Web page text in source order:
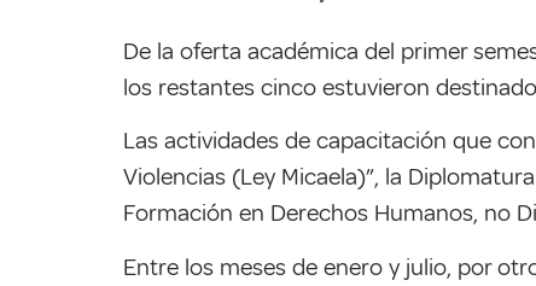
De la oferta académica del primer
los restantes cinco estuvieron
Las actividades de capacitación que
Violencias (Ley Micaela)”, la
Formación en Derechos Humanos, no
Entre los meses de enero y julio, por